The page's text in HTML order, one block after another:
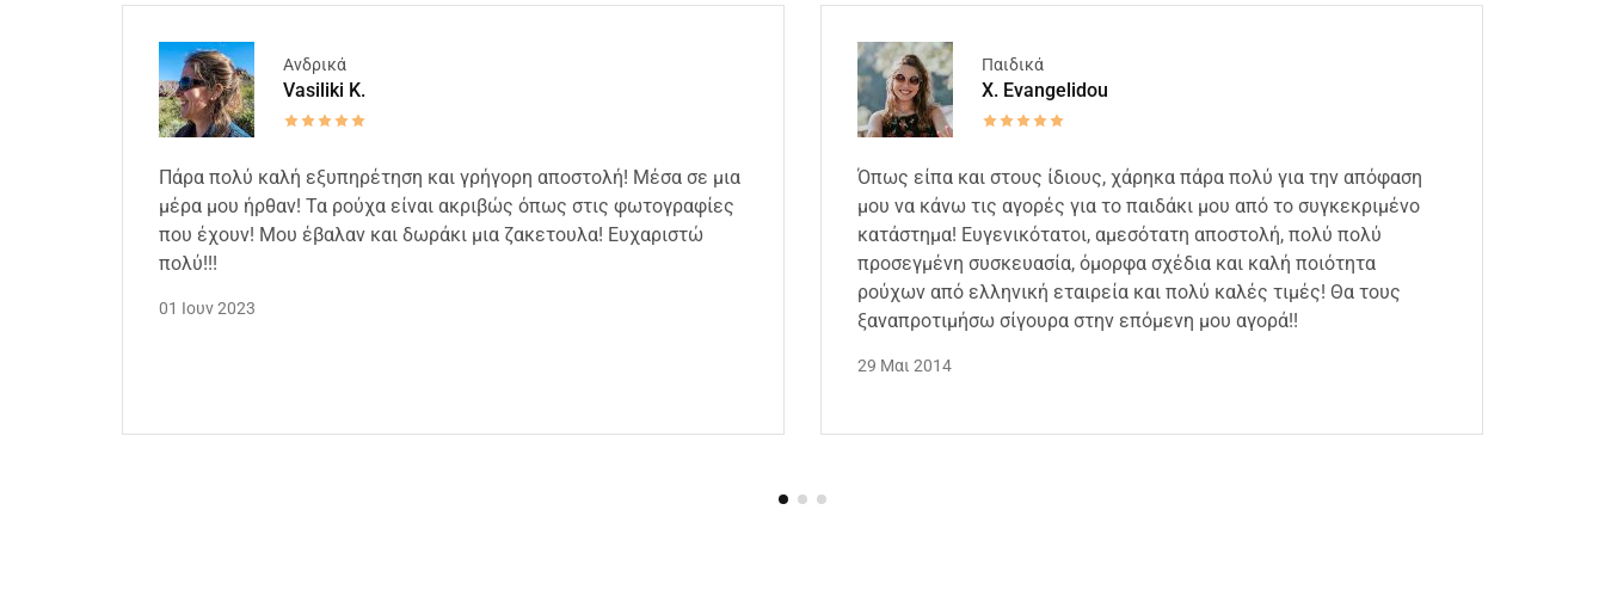
Ανδρικά
Vasiliki K.
Πάρα πολύ καλή εξυπηρέτηση και γρήγορη αποστολή! Μέσα σε μια
μέρα μου ήρθαν! Τα ρούχα είναι ακριβώς όπως στις φωτογραφίες
που έχουν! Μου έβαλαν και δωράκι μια ζακετουλα! Ευχαριστώ
πολύ!!!
01 Ιουν 2023
Παιδικά
X. Evangelidou
Όπως είπα και στους ίδιους, χάρηκα πάρα πολύ για την απόφαση
μου να κάνω τις αγορές για το παιδάκι μου από το συγκεκριμένο
κατάστημα! Ευγενικότατοι, αμεσότατη αποστολή, πολύ πολύ
προσεγμένη συσκευασία, όμορφα σχέδια και καλή ποιότητα
ρούχων από ελληνική εταιρεία και πολύ καλές τιμές! Θα τους
ξαναπροτιμήσω σίγουρα στην επόμενη μου αγορά!!
29 Μαι 2014